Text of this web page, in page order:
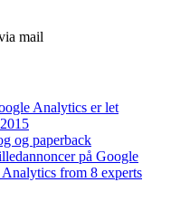
mail
Analytics er let
og paperback
på Google
from 8 experts